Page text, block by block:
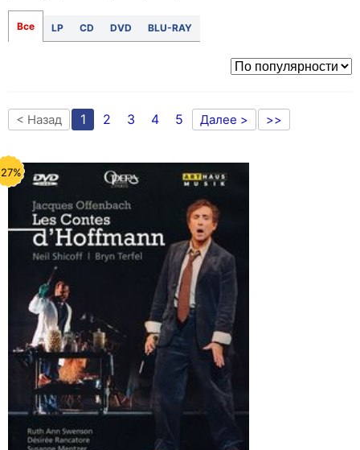
Все LP CD DVD BLU-RAY
< Назад 1 2 3 4 5 Далее > >>